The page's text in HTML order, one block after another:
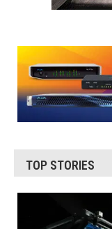
TOP STORIES